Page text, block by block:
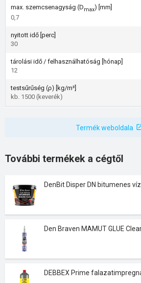
max. szemcsenagyság (Dmax) [mm]
0,7
nyitott idő [perc]
30
tárolási idő / felhasználhatóság [hónap]
12
testsűrűség (ρ) [kg/m³]
kb. 1500 (keverék)
Termék weboldala
További termékek a cégtől
DenBit Disper DN bitumenes
Den Braven MAMUT GLUE
DEBBEX Prime